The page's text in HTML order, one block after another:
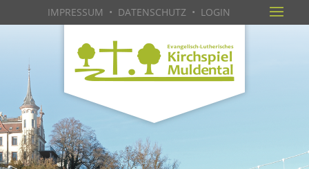
IMPRESSUM • DATENSCHUTZ • LOGIN